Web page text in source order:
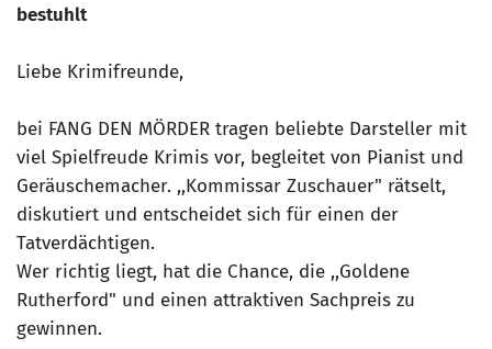
bestuhlt
Liebe Krimifreunde,
bei FANG DEN MÖRDER tragen beliebte Darsteller mit
viel Spielfreude Krimis vor, begleitet von Pianist und
Geräuschemacher. ,,Kommissar Zuschauer" rätselt,
diskutiert und entscheidet sich für einen der
Tatverdächtigen.
Wer richtig liegt, hat die Chance, die ,,Goldene
Rutherford" und einen attraktiven Sachpreis zu
gewinnen.